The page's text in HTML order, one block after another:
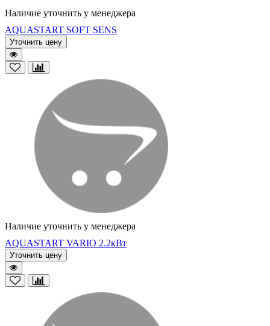
Наличие уточнить у менеджера
AQUASTART SOFT SENS
Уточнить цену
Наличие уточнить у менеджера
AQUASTART VARIO 2.2кВт
Уточнить цену